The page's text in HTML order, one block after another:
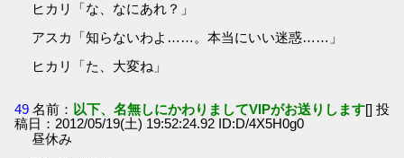
ヒカリ「な、なにあれ？」
アスカ「知らないわよ……。本当にいい迷惑……」
ヒカリ「た、大変ね」
49 名前： 以下、名無しにかわりましてVIPがお送りします[] 投
稿日：2012/05/19(土) 19:52:24.92 ID:D/4X5H0g0
昼休み